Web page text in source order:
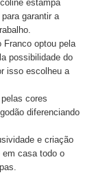
estampa
garantir a
Franco optou pela
possibilidade do
isso escolheu a
cores
diferenciando
e criação
em casa todo o